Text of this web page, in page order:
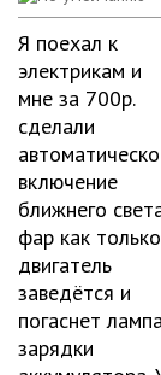
Я поехал к
электрикам и
мне за 700р.
сделали
включение
ближнего
фар как только
двигатель
заведётся и
погаснет
зарядки